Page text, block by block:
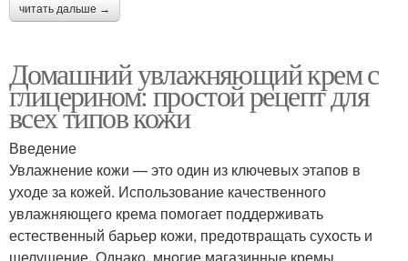
читать дальше →
Домашний увлажняющий крем с
глицерином: простой рецепт для
всех типов кожи
Введение
Увлажнение кожи — это один из ключевых этапов в
уходе за кожей. Использование качественного
увлажняющего крема помогает поддерживать
естественный барьер кожи, предотвращать сухость и